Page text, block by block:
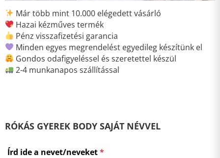
Már több mint 10.000 elégedett vásárló
Hazai kézműves termék
Pénz visszafizetési garancia
Minden egyes megrendelést egyedileg készítünk el
Gondos odafigyeléssel és szeretettel készül
2-4 munkanapos szállítással
RÓKÁS GYEREK BODY SAJÁT NÉVVEL
Írd ide a nevet/neveket*